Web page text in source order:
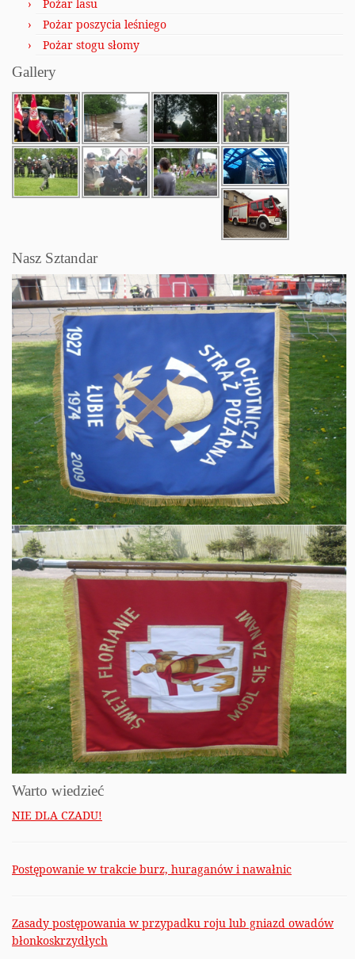
Pożar lasu
Pożar poszycia leśniego
Pożar stogu słomy
Gallery
Nasz Sztandar
Warto wiedzieć
NIE DLA CZADU!
Postępowanie w trakcie burz, huraganów i nawałnic
Zasady postępowania w przypadku roju lub gniazd owadów
błonkoskrzydłych